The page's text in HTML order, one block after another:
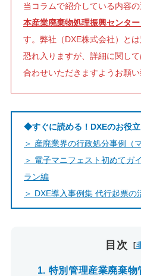
当コラムで紹介している内容の
本産業廃棄物処理振興センター
す。弊社（DXE株式会社）と
恐れ入りますが、詳細に関し
合わせいただきますようお願い
◆すぐに読める！DXEのお役
＞ 産廃業界の行政処分事例（
＞ 電子マニフェスト初めて
ラン編
＞ DXE導入事例集 代行起票の
目次 [
1. 特別管理産業廃棄物